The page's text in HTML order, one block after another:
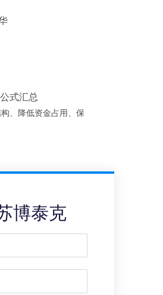
式汇总
、降低资金占用、保
博泰克